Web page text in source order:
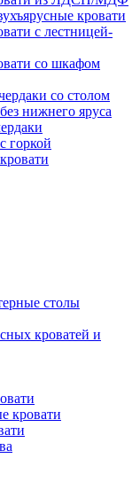
кровати
с лестницей-
со шкафом
со столом
нижнего яруса
горкой
столы
кроватей и
кровати